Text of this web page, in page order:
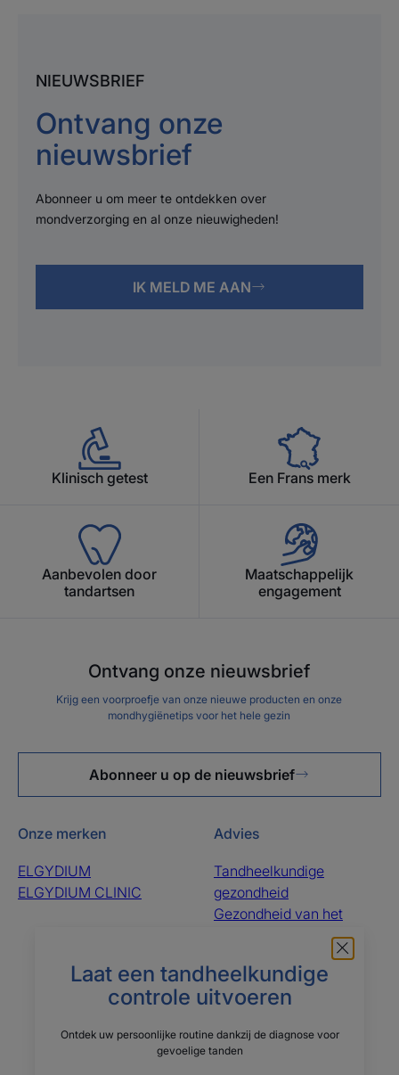
NIEUWSBRIEF
Ontvang onze
nieuwsbrief
Abonneer u om meer te ontdekken over
mondverzorging en al onze nieuwigheden!
IK MELD ME AAN
Laat een tandheelkundige
controle uitvoeren
Ontdek uw persoonlijke routine dankzij de diagnose voor
gevoelige tanden
Klinisch getest Een Frans merk
Aanbevolen door
tandartsen
Maatschappelijk
engagement
Ontvang onze nieuwsbrief
Krijg een voorproefje van onze nieuwe producten en onze
mondhygiënetips voor het hele gezin
Abonneer u op de nieuwsbrief
Onze merken
ELGYDIUM
ELGYDIUM CLINIC
Advies
Tandheelkundige
gezondheid
Gezondheid van het
De gezondheid van het
gebit van kinderen
Over ons